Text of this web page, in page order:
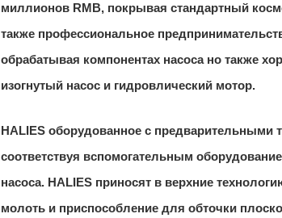
миллионов RMB, покрывая стандартный
также профессиональное
обрабатывая компонентах насоса но также
изогнутый насос и гидровлический мотор.
HALIES оборудованное с
соответствуя вспомогательным
насоса. HALIES приносят в верхние
молоть и приспособление для обточки